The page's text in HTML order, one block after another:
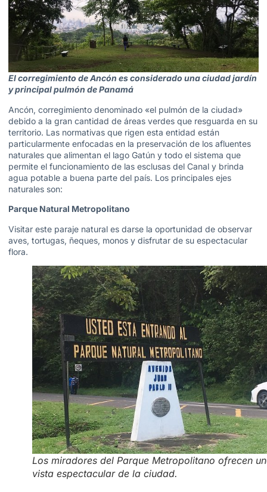
El corregimiento de Ancón es considerado una ciudad jardín
y principal pulmón de Panamá
Ancón, corregimiento denominado «el pulmón de la ciudad»
debido a la gran cantidad de áreas verdes que resguarda en su
territorio. Las normativas que rigen esta entidad están
particularmente enfocadas en la preservación de los afluentes
naturales que alimentan el lago Gatún y todo el sistema que
permite el funcionamiento de las esclusas del Canal y brinda
agua potable a buena parte del país. Los principales ejes
naturales son:
Parque Natural Metropolitano
Visitar este paraje natural es darse la oportunidad de observar
aves, tortugas, ñeques, monos y disfrutar de su espectacular
flora.
Los miradores del Parque Metropolitano ofrecen
vista espectacular de la ciudad.